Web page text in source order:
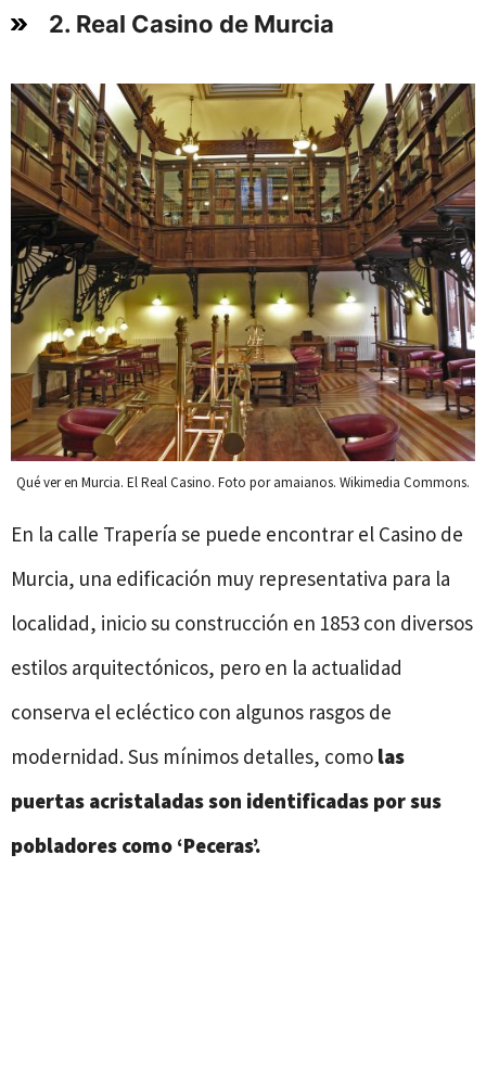
2. Real Casino de Murcia
Qué ver en Murcia. El Real Casino. Foto por amaianos. Wikimedia Commons.
En la calle Trapería se puede encontrar el Casino de
Murcia, una edificación muy representativa para la
localidad, inicio su construcción en 1853 con diversos
estilos arquitectónicos, pero en la actualidad
conserva el ecléctico con algunos rasgos de
modernidad. Sus mínimos detalles, como las
puertas acristaladas son identificadas por sus
pobladores como ‘Peceras’.